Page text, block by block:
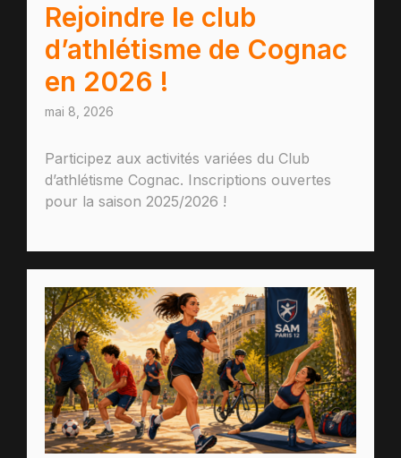
Rejoindre le club
d’athlétisme de Cognac
en 2026 !
mai 8, 2026
Participez aux activités variées du Club
d’athlétisme Cognac. Inscriptions ouvertes
pour la saison 2025/2026 !